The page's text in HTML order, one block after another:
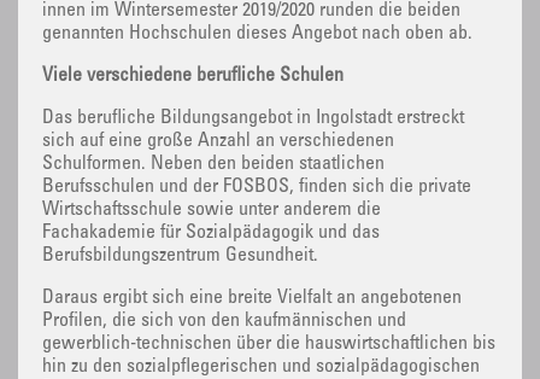
innen im Wintersemester 2019/2020 runden die beiden
genannten Hochschulen dieses Angebot nach oben ab.
Viele verschiedene berufliche Schulen
Das berufliche Bildungsangebot in Ingolstadt erstreckt
sich auf eine große Anzahl an verschiedenen
Schulformen. Neben den beiden staatlichen
Berufsschulen und der FOSBOS, finden sich die private
Wirtschaftsschule sowie unter anderem die
Fachakademie für Sozialpädagogik und das
Berufsbildungszentrum Gesundheit.
Daraus ergibt sich eine breite Vielfalt an angebotenen
Profilen, die sich von den kaufmännischen und
gewerblich-technischen über die hauswirtschaftlichen bis
hin zu den sozialpflegerischen und sozialpädagogischen